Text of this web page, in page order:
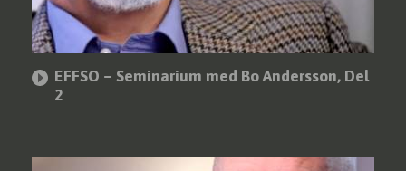
EFFSO – Seminarium med Bo Andersson, Del
2